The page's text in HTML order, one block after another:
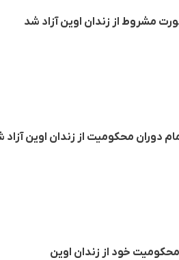
مشروط از زندان اوین آزاد شد
دوران محکومیت از زندان اوین آزاد
محکومیت خود از زندان اوین